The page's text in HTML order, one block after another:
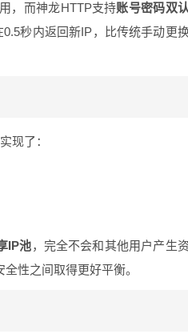
，而神龙HTTP支持账号密码双认
秒内返回新IP，比传统手动更
现了：
IP池，完全不会和其他用户产生资
性之间取得更好平衡。